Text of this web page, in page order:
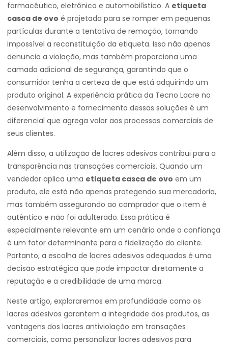
farmacêutico, eletrônico e automobilístico. A etiqueta
casca de ovo é projetada para se romper em pequenas
partículas durante a tentativa de remoção, tornando
impossível a reconstituição da etiqueta. Isso não apenas
denuncia a violação, mas também proporciona uma
camada adicional de segurança, garantindo que o
consumidor tenha a certeza de que está adquirindo um
produto original. A experiência prática da Tecno Lacre no
desenvolvimento e fornecimento dessas soluções é um
diferencial que agrega valor aos processos comerciais de
seus clientes.
Além disso, a utilização de lacres adesivos contribui para a
transparência nas transações comerciais. Quando um
vendedor aplica uma etiqueta casca de ovo em um
produto, ele está não apenas protegendo sua mercadoria,
mas também assegurando ao comprador que o item é
autêntico e não foi adulterado. Essa prática é
especialmente relevante em um cenário onde a confiança
é um fator determinante para a fidelização do cliente.
Portanto, a escolha de lacres adesivos adequados é uma
decisão estratégica que pode impactar diretamente a
reputação e a credibilidade de uma marca.
Neste artigo, exploraremos em profundidade como os
lacres adesivos garantem a integridade dos produtos, as
vantagens dos lacres antiviolação em transações
comerciais, como personalizar lacres adesivos para